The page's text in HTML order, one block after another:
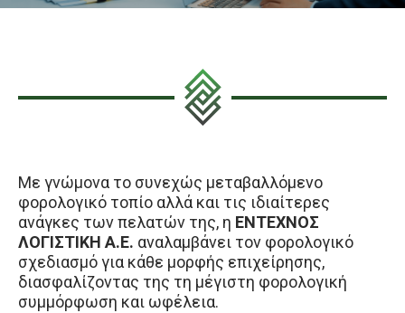
Με γνώμονα το συνεχώς μεταβαλλόμενο
φορολογικό τοπίο αλλά και τις ιδιαίτερες
ανάγκες των πελατών της, η ΕΝΤΕΧΝΟΣ
ΛΟΓΙΣΤΙΚΗ Α.Ε. αναλαμβάνει τον φορολογικό
σχεδιασμό για κάθε μορφής επιχείρησης,
διασφαλίζοντας της τη μέγιστη φορολογική
συμμόρφωση και ωφέλεια.